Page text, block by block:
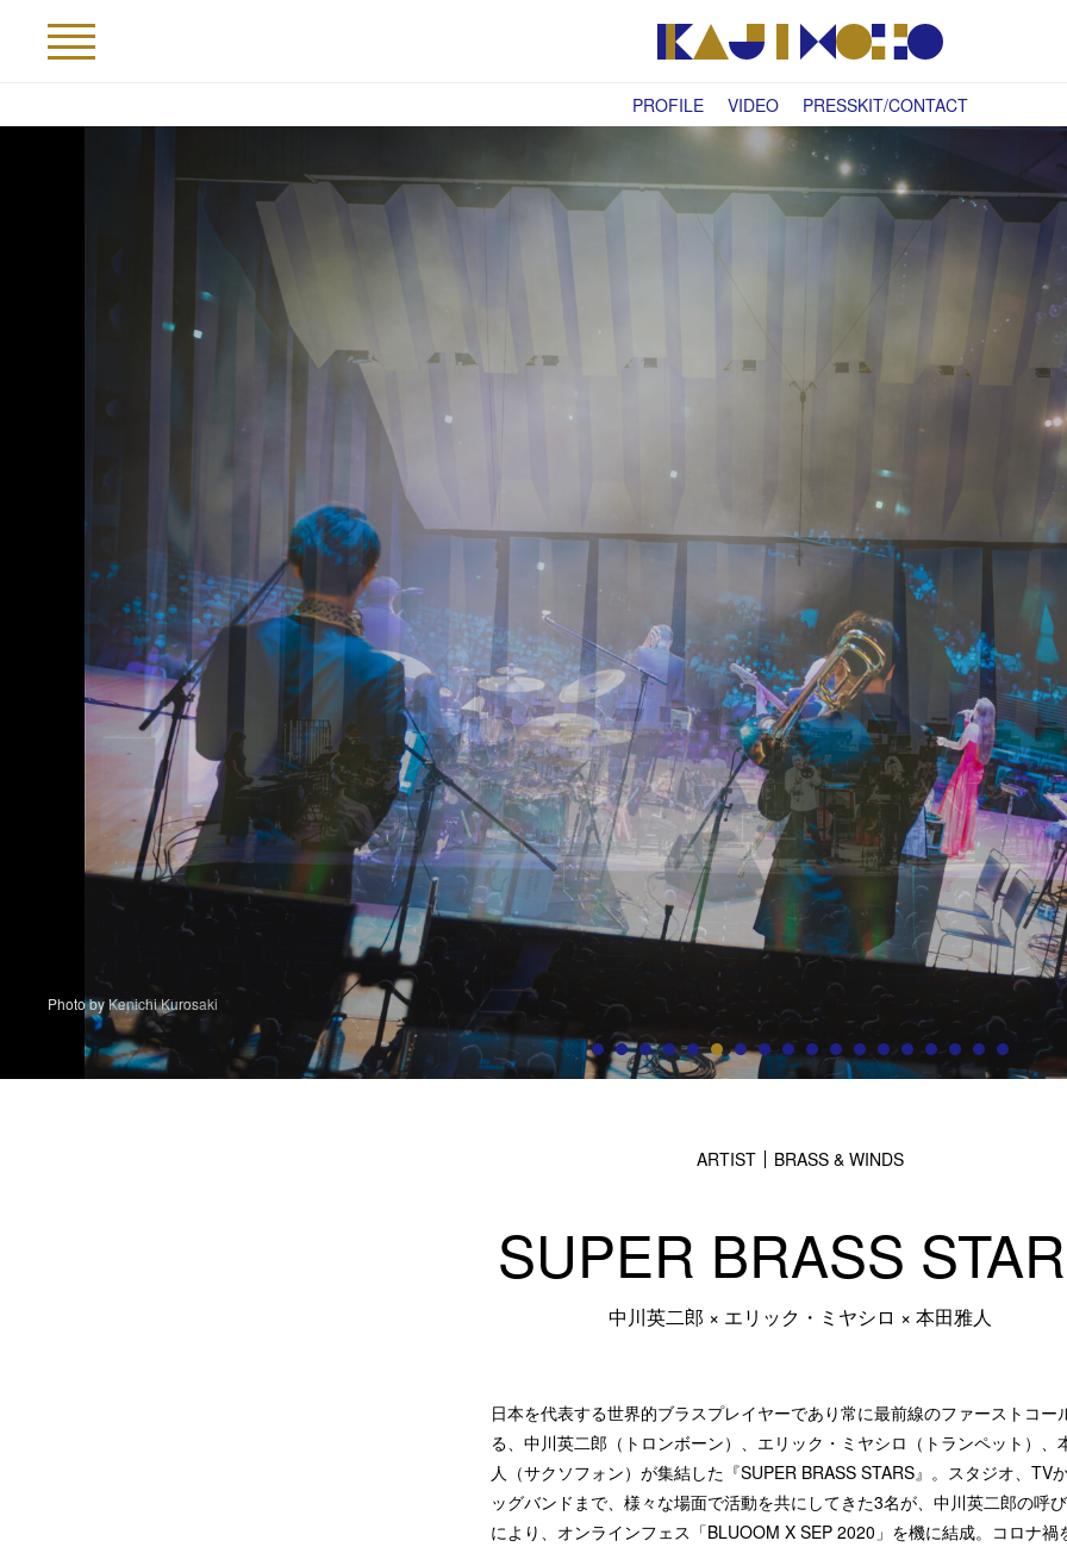
PROFILE VIDEO PRESSKIT/CONTACT
Photo by Taichi Nishimaki
Photo by Taichi Nishimaki
Photo by Shun Itaba
Photo by Kenichi Kurosaki
Photo by Kenichi Kurosaki
Photo by Kenichi Kurosaki
Photo by Yuya Sugiura
Photo by Shota Kumagai
Photo by Yukitaka Amemiya
Photo by ハヤシマコ
Photo by ハヤシマコ
Photo by Yusuke Kitamura
Photo by ハヤシマコ
Photo by Yusuke Kitamura
Photo by Kosuke Kobayashi
Photo by Yukitaka Amemiya
Photo by Kosuke Kobayashi
Photo by Yusuke Kitamura
ARTIST BRASS & WINDS
SUPER BRASS
中川英二郎 × エリック・ミヤシロ × 本田雅人
日本を代表する世界的ブラスプレイヤーであり常に最前線のファーストコー
る、中川英二郎（トロンボーン）、エリック・ミヤシロ（トランペット）、
人（サクソフォン）が集結した『SUPER BRASS STARS』。スタジオ、TV
ッグバンドまで、様々な場面で活動を共にしてきた3名が、中川英二郎の呼
により、オンラインフェス「BLUOOM X SEP 2020」を機に結成。コロナ禍